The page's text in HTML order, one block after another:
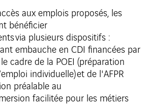
aux emplois proposés, les
bénéficier
via plusieurs dispositifs :
embauche en CDI financées par
cadre de la POEI (préparation
individuelle) et de l'AFPR
préalable au
facilitée pour les métiers